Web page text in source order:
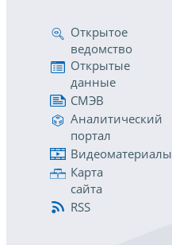
Открытое
ведомство
Открытые
данные
СМЭВ
Аналитический
портал
Видеоматериалы
Карта
сайта
RSS